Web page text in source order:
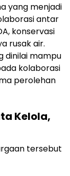
yang menjadi
antar
konservasi
rusak air.
dinilai mampu
kolaborasi
perolehan
Kelola,
tersebut